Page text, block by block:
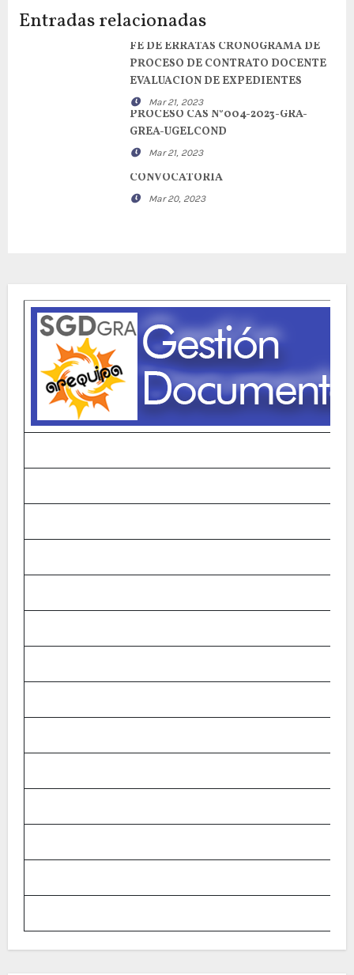
Entradas relacionadas
FE DE ERRATAS CRONOGRAMA DE
PROCESO DE CONTRATO DOCENTE
EVALUACION DE EXPEDIENTES
Mar 21, 2023
PROCESO CAS N°004-2023-GRA-
GREA-UGELCOND
Mar 21, 2023
CONVOCATORIA
Mar 20, 2023